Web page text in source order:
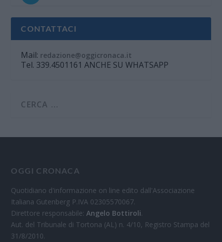
CONTATTACI
Mail: redazione@oggicronaca.it
Tel. 339.4501161 ANCHE SU WHATSAPP
OGGI CRONACA
Quotidiano d'informazione on line edito dall'Associazione
Italiana Gutenberg P.IVA 02305570067.
Direttore responsabile:Angelo Bottiroli.
Aut. del Tribunale di Tortona (AL) n. 4/10, Registro Stampa del
31/8/2010.